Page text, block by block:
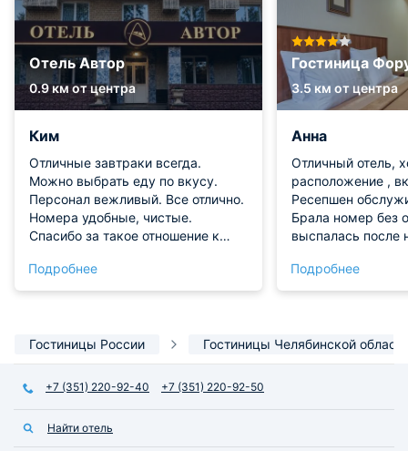
Отель Автор
0.9 км от центра
Ким
Отличные завтраки всегда.
Можно выбрать еду по вкусу.
Персонал вежливый. Все отлично.
Номера удобные, чистые.
Спасибо за такое отношение к
Подробнее
Гостиница
3.5 км от центра
Анна
Отличный отель,
расположение ,
Ресепшен
Брала номер без
выспалась после
Подробнее
Гостиницы России Гостиницы Челябинской
+7 (351) 220-92-40 +7 (351) 220-92-50
Найти отель